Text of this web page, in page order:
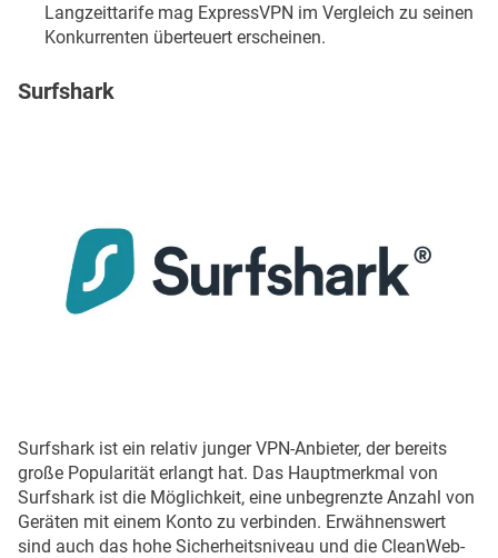
Langzeittarife mag ExpressVPN im Vergleich zu seinen
Konkurrenten überteuert erscheinen.
Surfshark
Surfshark ist ein relativ junger VPN-Anbieter, der bereits
große Popularität erlangt hat. Das Hauptmerkmal von
Surfshark ist die Möglichkeit, eine unbegrenzte Anzahl von
Geräten mit einem Konto zu verbinden. Erwähnenswert
sind auch das hohe Sicherheitsniveau und die CleanWeb-